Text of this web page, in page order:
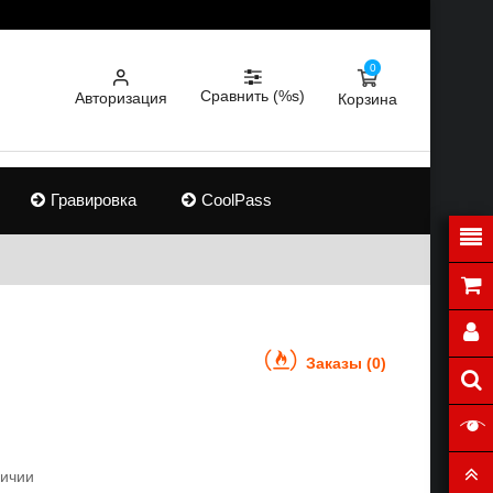
Авторизация Сравнить (%s) Корзина
0
Гравировка CoolPass
Заказы (0)